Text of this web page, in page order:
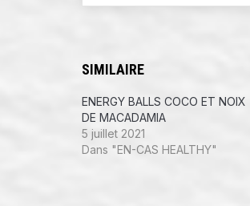
SIMILAIRE
ENERGY BALLS COCO ET NOIX
DE MACADAMIA
5 juillet 2021
Dans "EN-CAS HEALTHY"